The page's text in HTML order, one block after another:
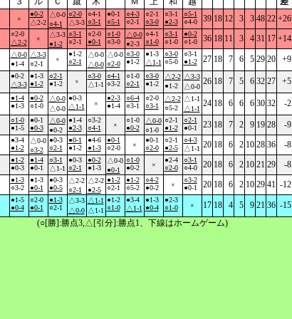
×
●0-2
△2-2
△0-0
○4-1
○2-0
△3-3
○4-1
○3-1
●0-1
○5-1
○4-3
○2-1
○2-1
○3-0
○3-1
●2-3
○5-1
○4-0
39 18 12 3 3 48 22 +26
○2-0
△2-2
×
△3-3
●1-2
○3-1
○2-1
○2-0
●0-1
○1-0
○3-0
△0-0
●2-3
○4-1
○1-0
○3-1
○1-0
●0-2
○1-0
36 18 11 3 4 31 17 +14
△0-0
●1-4
△3-3
○2-1
×
●1-2
○2-1
△0-0
△0-0
△0-0
○2-0
○3-0
●1-2
●1-3
△1-1
○3-0
○5-0
○3-1
●1-2
27 18 7 6 5 29 20 +9
●0-2
△3-3
●1-3
●1-2
○2-1
●1-2
×
○3-0
△1-1
○4-1
○3-2
○1-0
○2-1
○3-0
●1-2
△2-2
●1-2
△3-3
△0-0
26 18 7 5 6 32 27 +5
●1-4
●1-3
●0-2
○1-0
△0-0
△0-0
●0-3
△1-1
×
●2-3
●1-4
○6-4
○3-1
○2-0
○3-1
△2-2
○5-2
△1-1
△1-1
24 18 6 6 6 30 32 -2
○1-0
●1-5
●0-1
●0-3
△0-0
●0-2
●1-4
●2-3
○3-2
○4-1
×
○1-0
●0-2
△0-0
○1-0
○2-1
●1-2
○2-1
●0-1
23 18 7 2 9 19 28
-9
●3-4
●1-2
△0-0
○3-2
●0-3
○2-1
●0-1
●1-2
●4-6
●1-3
●0-1
○2-0
×
●0-1
○2-0
○2-1
●2-5
○4-3
△1-1 20 18 6 2 10 28 36
-8
●1-2
●0-3
●1-4
●0-1
○3-1
△1-1
●0-3
○2-1
●0-2
●1-3
△0-0
●0-1
○1-0
●0-2
×
●2-4
○2-0
○3-1
○4-0
20 18 6 2 10 21 29
-8
●1-3
○3-2
●1-3
●0-1
●0-3
●0-5
△2-2
○2-1
△2-2
●2-5
●1-2
○2-1
●1-2
○5-2
○4-2
●0-2
×
○3-2
●0-1
20 18 6 2 10 29 41 -12
●1-5
●0-4
○2-0
●0-1
●1-3
○2-1
△3-3
△0-0
△1-1
△1-1
●1-2
○1-0
●3-4
△1-1
●1-3
●0-4
●2-3
○1-0
× 17 18 4 5 9 21 36 -15
(○[勝]:勝点3,△[引分]:勝点1、下線はホームゲーム)